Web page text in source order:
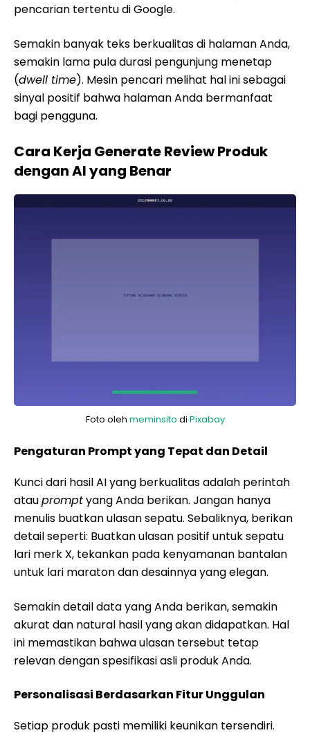
pencarian tertentu di Google.
Semakin banyak teks berkualitas di halaman Anda,
semakin lama pula durasi pengunjung menetap
(dwell time). Mesin pencari melihat hal ini sebagai
sinyal positif bahwa halaman Anda bermanfaat
bagi pengguna.
Cara Kerja Generate Review Produk
dengan AI yang Benar
Foto oleh meminsito di Pixabay
Pengaturan Prompt yang Tepat dan Detail
Kunci dari hasil AI yang berkualitas adalah perintah
ataupromptyang Anda berikan. Jangan hanya
menulis buatkan ulasan sepatu. Sebaliknya, berikan
detail seperti: Buatkan ulasan positif untuk sepatu
lari merk X, tekankan pada kenyamanan bantalan
untuk lari maraton dan desainnya yang elegan.
Semakin detail data yang Anda berikan, semakin
akurat dan natural hasil yang akan didapatkan. Hal
ini memastikan bahwa ulasan tersebut tetap
relevan dengan spesifikasi asli produk Anda.
Personalisasi Berdasarkan Fitur Unggulan
Setiap produk pasti memiliki keunikan tersendiri.